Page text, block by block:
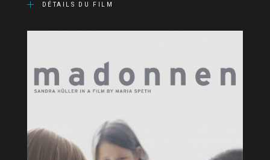
DÉTAILS DU FILM